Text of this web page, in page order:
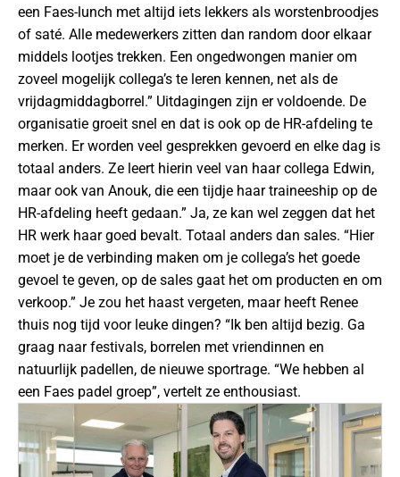
een Faes-lunch met altijd iets lekkers als worstenbroodjes
of saté. Alle medewerkers zitten dan random door elkaar
middels lootjes trekken. Een ongedwongen manier om
zoveel mogelijk collega’s te leren kennen, net als de
vrijdagmiddagborrel.” Uitdagingen zijn er voldoende. De
organisatie groeit snel en dat is ook op de HR-afdeling te
merken. Er worden veel gesprekken gevoerd en elke dag is
totaal anders. Ze leert hierin veel van haar collega Edwin,
maar ook van Anouk, die een tijdje haar traineeship op de
HR-afdeling heeft gedaan.” Ja, ze kan wel zeggen dat het
HR werk haar goed bevalt. Totaal anders dan sales. “Hier
moet je de verbinding maken om je collega’s het goede
gevoel te geven, op de sales gaat het om producten en om
verkoop.” Je zou het haast vergeten, maar heeft Renee
thuis nog tijd voor leuke dingen? “Ik ben altijd bezig. Ga
graag naar festivals, borrelen met vriendinnen en
natuurlijk padellen, de nieuwe sportrage. “We hebben al
een Faes padel groep”, vertelt ze enthousiast.